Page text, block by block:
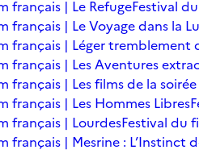
français | Le RefugeFestival
français | Le Voyage dans la
français | Léger tremblement
français | Les Aventures
français | Les films de la
français | Les Hommes Libres
français | LourdesFestival du
français | Mesrine : L’Instinct